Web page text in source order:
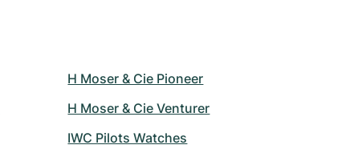
H Moser & Cie Pioneer
H Moser & Cie Venturer
IWC Pilots Watches